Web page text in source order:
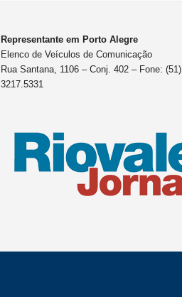
Representante em Porto Alegre
Elenco de Veículos de Comunicação
Rua Santana, 1106 – Conj. 402 – Fone: (51)
3217.5331